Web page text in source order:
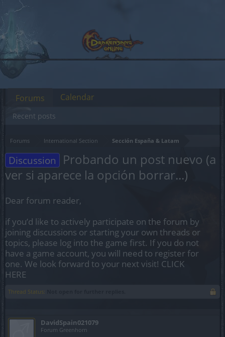
Forums International Section Sección España & Latam
Discussion
Probando un post nuevo (a
ver si aparece la opción borrar...)
Dear forum reader,
if you’d like to actively participate on the forum by
joining discussions or starting your own threads or
topics, please log into the game first. If you do not
have a game account, you will need to register for
one. We look forward to your next visit! CLICK
HERE
Thread Status:
DavidSpain021079
Forum Greenhorn
Forums
Recent posts
Calendar